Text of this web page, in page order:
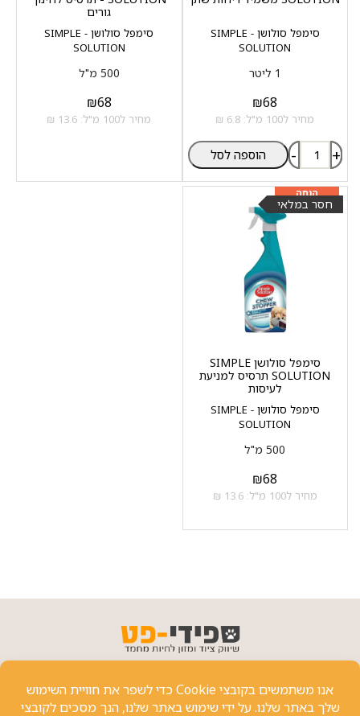
סימפל סולושן - SIMPLE
SOLUTION
1 ליטר
₪68
מחיר ל100 מ"ל: 6.8 ₪
- + הוספה לסל
סימפל סולושן - SIMPLE
SOLUTION
גורים
500 מ"ל
₪68
מחיר ל100 מ"ל: 13.6 ₪
מוצר שני ב-20%
הנחה
חסר במלאי
סימפל סולושן - SIMPLE
SOLUTION
סימפל סולושן SIMPLE
SOLUTION תרסיס למניעת
לעיסות
500 מ"ל
₪68
מחיר ל100 מ"ל: 13.6 ₪